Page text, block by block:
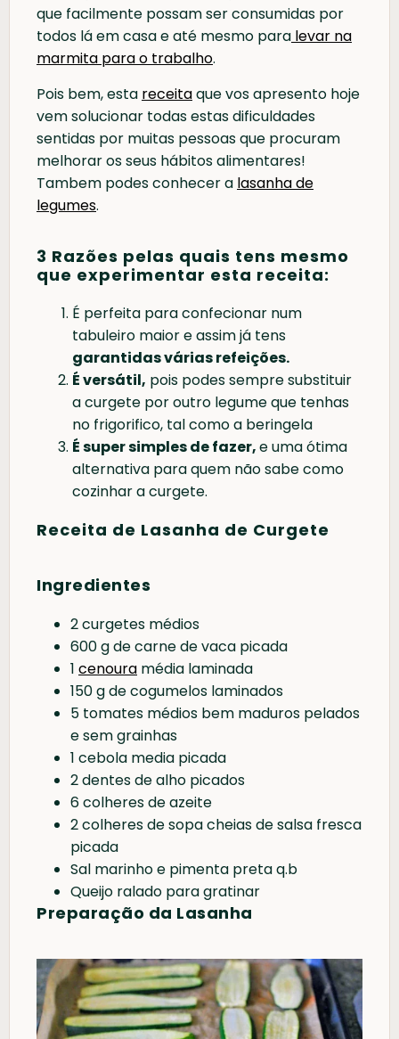
que facilmente possam ser consumidas por
todos lá em casa e até mesmo para levar na
marmita para o trabalho.
Pois bem, esta receitaque vos apresento hoje
vem solucionar todas estas dificuldades
sentidas por muitas pessoas que procuram
melhorar os seus hábitos alimentares!
Tambem podes conhecer a lasanha de
legumes.
3 Razões pelas quais tens mesmo
que experimentar esta receita:
É perfeita para confecionar num
tabuleiro maior e assim já tens
garantidas várias refeições.
É versátil, pois podes sempre substituir
a curgete por outro legume que tenhas
no frigorifico, tal como a beringela
É super simples de fazer,e uma ótima
alternativa para quem não sabe como
cozinhar a curgete.
Receita de Lasanha de Curgete
Ingredientes
2 curgetes médios
600 g de carne de vaca picada
1 cenoura média laminada
150 g de cogumelos laminados
5 tomates médios bem maduros pelados
e sem grainhas
1 cebola media picada
2 dentes de alho picados
6 colheres de azeite
2 colheres de sopa cheias de salsa fresca
picada
Sal marinho e pimenta preta q.b
Queijo ralado para gratinar
Preparação da Lasanha